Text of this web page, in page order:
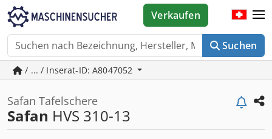
Suchen
Verkaufen
/ ... / Inserat-ID: A8047052
Safan Tafelschere
Safan HVS 310-13